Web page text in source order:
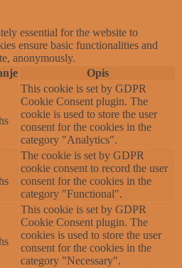
essential for the website to
ensure basic functionalities and
anonymously.
Opis
This cookie is set by GDPR
Cookie Consent plugin. The
cookie is used to store the user
consent for the cookies in the
category "Analytics".
The cookie is set by GDPR
cookie consent to record the user
consent for the cookies in the
category "Functional".
This cookie is set by GDPR
Cookie Consent plugin. The
cookies is used to store the user
consent for the cookies in the
category "Necessary".